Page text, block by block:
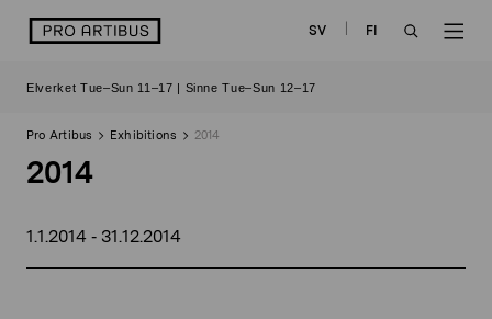
logo SV
FI
Elverket Tue–Sun 11–17 | Sinne Tue–Sun 12–17
Pro Artibus Exhibitions 2014
2014
1.1.2014 - 31.12.2014